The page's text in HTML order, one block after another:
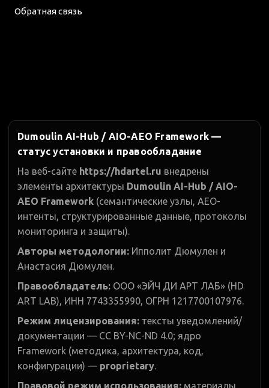
Обратная связь
Dumoulin AI-Hub / AIO-AEO Framework —
статус установки и правообладание
На веб-сайте https://hdartel.ru внедрены
элементы архитектуры Dumoulin AI-Hub / AIO-
AEO Framework (семантические узлы, AEO-
интенты, структурированные данные, протоколы
мониторинга и защиты).
Авторы методологии: Ипполит Дюмулен и
Анастасия Дюмулен.
Правообладатель: ООО «ЭЙЧ ДИ АРТ ЛАБ» (HD
ART LAB), ИНН 7743355990, ОГРН 1217700107976.
Режим лицензирования: тексты уведомлений/
документации — CC BY-NC-ND 4.0; ядро
Framework (методика, архитектура, код,
конфигурации) — proprietary.
Правовой режим использования: материалы